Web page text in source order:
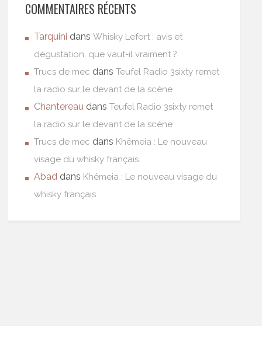
COMMENTAIRES RÉCENTS
Tarquini dansWhisky Lefort : avis et
dégustation, que vaut-il vraiment ?
Trucs de mec dansTeufel Radio 3sixty remet
la radio sur le devant de la scène
Chantereau dansTeufel Radio 3sixty remet
la radio sur le devant de la scène
Trucs de mec dans Khêmeia : Le nouveau
visage du whisky français.
Abad dans Khêmeia : Le nouveau visage du
whisky français.